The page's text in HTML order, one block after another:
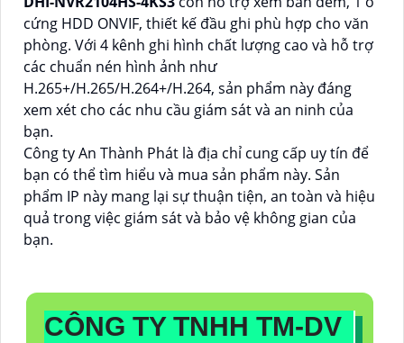
cứng HDD ONVIF, thiết kế đầu ghi phù hợp cho văn
phòng. Với 4 kênh ghi hình chất lượng cao và hỗ trợ
các chuẩn nén hình ảnh như
H.265+/H.265/H.264+/H.264, sản phẩm này đáng
xem xét cho các nhu cầu giám sát và an ninh của
bạn.
Công ty An Thành Phát là địa chỉ cung cấp uy tín để
bạn có thể tìm hiểu và mua sản phẩm này. Sản
phẩm IP này mang lại sự thuận tiện, an toàn và hiệu
quả trong việc giám sát và bảo vệ không gian của
bạn.
CÔNG TY TNHH TM-DV